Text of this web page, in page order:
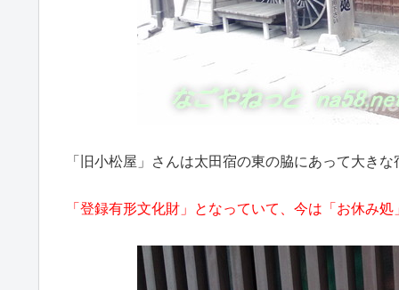
「旧小松屋」さんは太田宿の東の脇にあって大き
「登録有形文化財」となっていて、今は「お休み